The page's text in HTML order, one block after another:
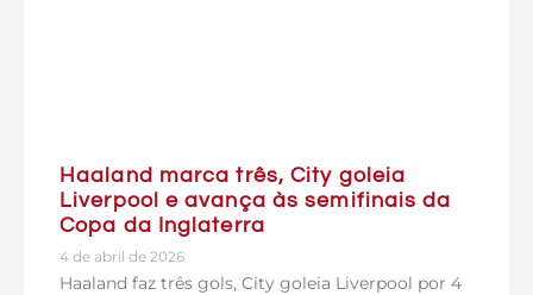
Haaland marca três, City goleia
Liverpool e avança às semifinais da
Copa da Inglaterra
4 de abril de 2026
Haaland faz três gols, City goleia Liverpool por 4